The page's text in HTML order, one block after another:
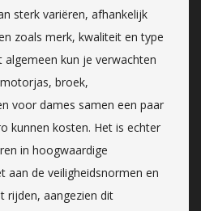
sterk variëren, afhankelijk
zoals merk, kwaliteit en type
algemeen kun je verwachten
broek,
voor dames samen een paar
kunnen kosten. Het is echter
in hoogwaardige
aan de veiligheidsnormen en
rijden, aangezien dit